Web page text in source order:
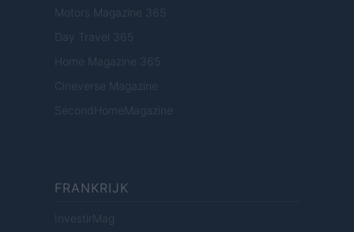
Motors Magazine 365
Day Travel 365
Home Magazine 365
Cineverse Magazine
SecondHomeMagazine
FRANKRIJK
InvestirMag